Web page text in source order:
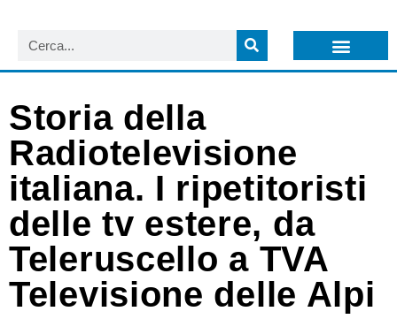
Storia della
Radiotelevisione
italiana. I ripetitoristi
delle tv estere, da
Teleruscello a TVA
Televisione delle Alpi